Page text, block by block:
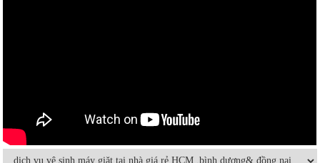
Nguyên nhân nào khiến điều hòa
nhiệt độ không đủ mát?
Cách sử dụng thiết bị điện tiết kiệm
nhất trong mùa hè